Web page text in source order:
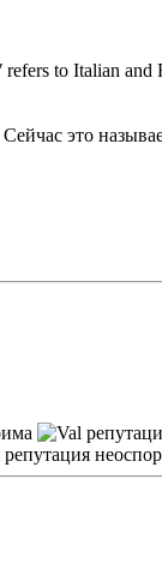
refers to Italian and
это